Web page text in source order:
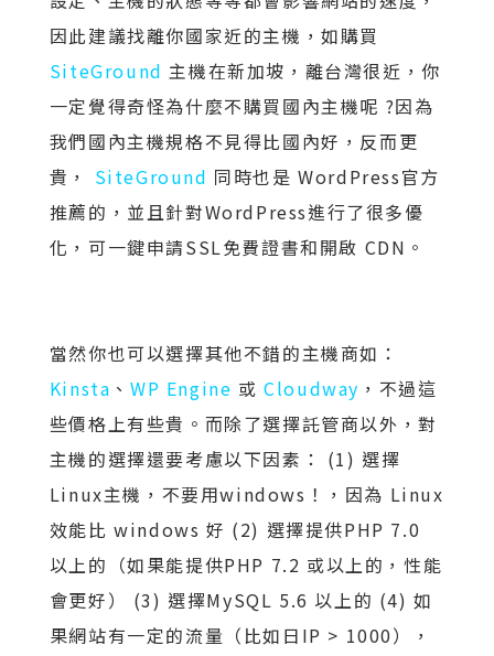
因此建議找離你國家近的主機，如購買
SiteGround 主機在新加坡，離台灣很近，你
一定覺得奇怪為什麼不購買國內主機呢 ?因為
我們國內主機規格不見得比國內好，反而更
貴， SiteGround 同時也是 WordPress官方
推薦的，並且針對WordPress進行了很多優
化，可一鍵申請SSL免費證書和開啟 CDN。
當然你也可以選擇其他不錯的主機商如：
Kinsta 、WP Engine 或Cloudway ，不過這
些價格上有些貴。而除了選擇託​​管商以外，對
主機的選擇還要考慮以下因素： (1) 選擇
Linux主機，不要用windows！，因為 Linux
效能比 windows 好 (2) 選擇提供PHP 7.0
以上的（如果能提供PHP 7.2 或以上的，性能
會更好） (3) 選擇MySQL 5.6 以上的 (4) 如
果網站有一定的流量（比如日IP > 1000），